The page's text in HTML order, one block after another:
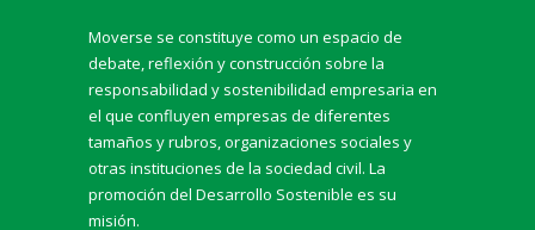
Moverse se constituye como un espacio de
debate, reflexión y construcción sobre la
responsabilidad y sostenibilidad empresaria en
el que confluyen empresas de diferentes
tamaños y rubros, organizaciones sociales y
otras instituciones de la sociedad civil. La
promoción del Desarrollo Sostenible es su
misión.